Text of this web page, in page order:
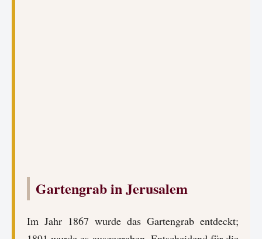
Gartengrab in Jerusalem
Im Jahr 1867 wurde das Gartengrab entdeckt;